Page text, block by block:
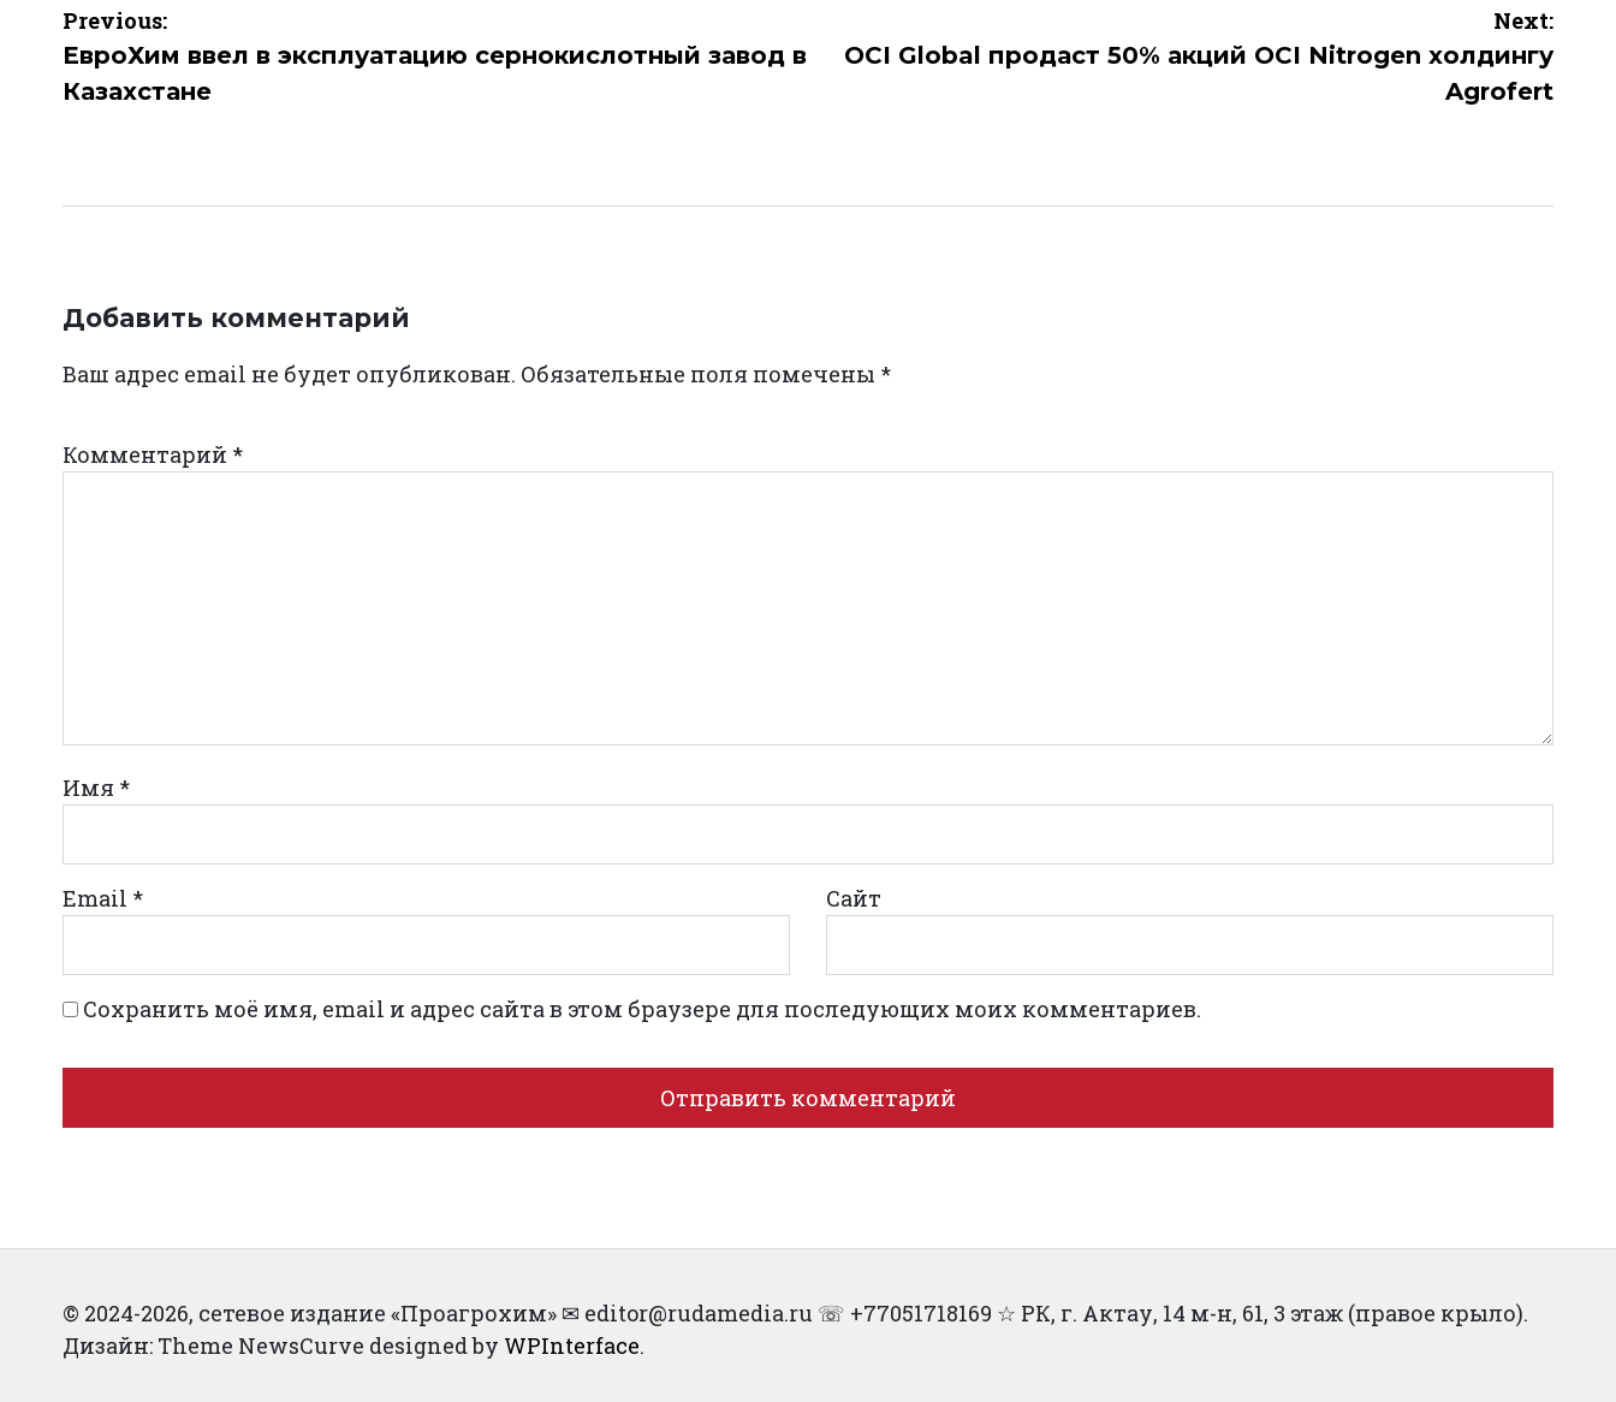
Навигация
по
записям
Previous:
ЕвроХим ввел в эксплуатацию сернокислотный завод в
Казахстане
Next:
OCI Global продаст 50% акций OCI Nitrogen холдингу
Agrofert
Добавить комментарий
Ваш адрес email не будет опубликован. Обязательные поля помечены *
Комментарий *
Имя *
Email * Сайт
Сохранить моё имя, email и адрес сайта в этом браузере для последующих моих комментариев.
© 2024-2026, сетевое издание «Проагрохим» ✉︎ editor@rudamedia.ru ☏ +77051718169 ☆ РК, г. Актау, 14 м-н, 61, 3 этаж (правое крыло).
Дизайн: Theme NewsCurve designed by WPInterface.